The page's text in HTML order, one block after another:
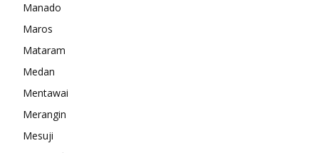
Manado
Maros
Mataram
Medan
Mentawai
Merangin
Mesuji